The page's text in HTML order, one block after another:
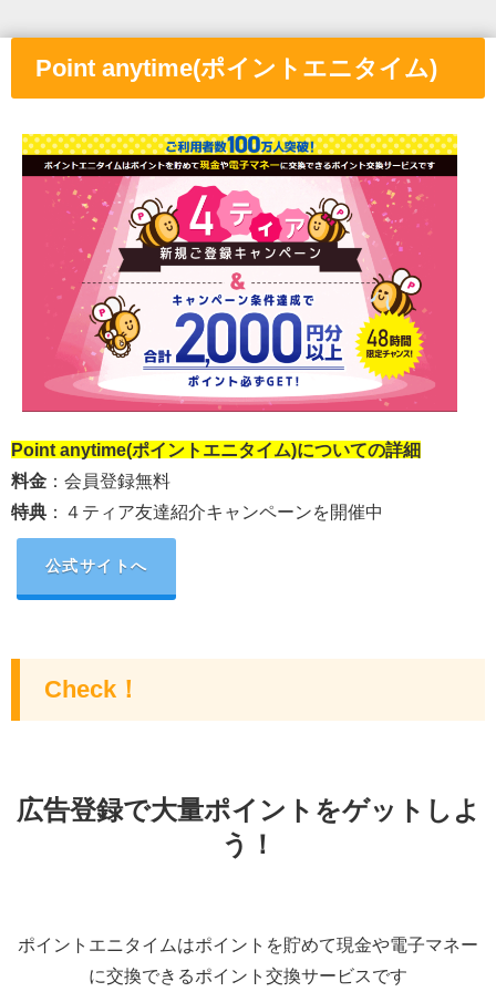
Point anytime(ポイントエニタイム)
Point anytime(ポイントエニタイム)についての詳細
料金 ：会員登録無料
特典 ： ４ティア友達紹介キャンペーンを開催中
公式サイトへ
Check！
広告登録で大量ポイントをゲットしよ
う！
ポイントエニタイムはポイントを貯めて現金や電子マネー
に交換できるポイント交換サービスです